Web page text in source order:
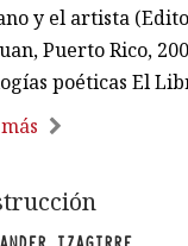
y el artista
Puerto Rico,
poéticas El